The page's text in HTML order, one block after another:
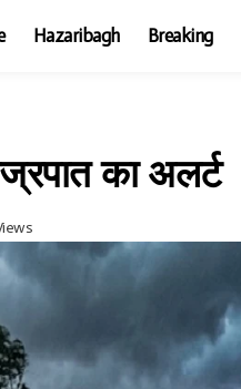
Hazaribagh Breaking
का अलर्ट